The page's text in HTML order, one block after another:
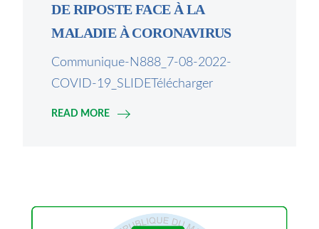
DE RIPOSTE FACE À LA
MALADIE À CORONAVIRUS
Communique-N888_7-08-2022-
COVID-19_SLIDETélécharger
READ MORE